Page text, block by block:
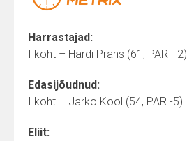
Harrastajad:
I koht – Hardi Prans (61, PAR +2)
Edasijõudnud:
I koht – Jarko Kool (54, PAR -5)
Eliit: